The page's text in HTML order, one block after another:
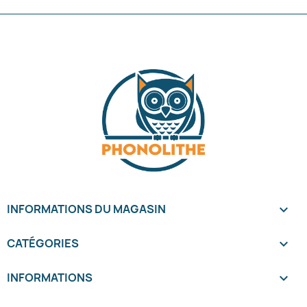
INFORMATIONS DU MAGASIN keyboard_arrow_down
CATÉGORIES 
INFORMATIONS 